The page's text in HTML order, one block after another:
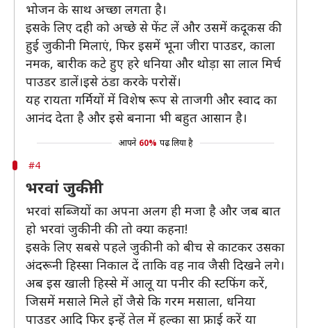
भोजन के साथ अच्छा लगता है।
इसके लिए दही को अच्छे से फेंट लें और उसमें कदूकस की
हुई जुकीनी मिलाएं, फिर इसमें भूना जीरा पाउडर, काला
नमक, बारीक कटे हुए हरे धनिया और थोड़ा सा लाल मिर्च
पाउडर डालें।इसे ठंडा करके परोसें।
यह रायता गर्मियों में विशेष रूप से ताजगी और स्वाद का
आनंद देता है और इसे बनाना भी बहुत आसान है।
आपने 60% पढ़ लिया है
#4
भरवां जुकीनी
भरवां सब्जियों का अपना अलग ही मजा है और जब बात
हो भरवां जुकीनी की तो क्या कहना!
इसके लिए सबसे पहले जुकीनी को बीच से काटकर उसका
अंदरूनी हिस्सा निकाल दें ताकि वह नाव जैसी दिखने लगे।
अब इस खाली हिस्से में आलू या पनीर की स्टफिंग करें,
जिसमें मसाले मिले हों जैसे कि गरम मसाला, धनिया
पाउडर आदि फिर इन्हें तेल में हल्का सा फ्राई करें या